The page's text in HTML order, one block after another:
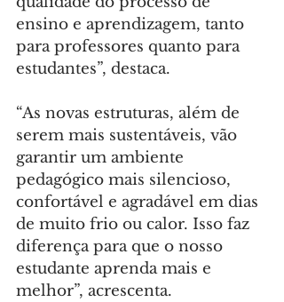
ensino e aprendizagem, tanto
para professores quanto para
estudantes”, destaca.
“As novas estruturas, além de
serem mais sustentáveis, vão
garantir um ambiente
pedagógico mais silencioso,
confortável e agradável em dias
de muito frio ou calor. Isso faz
diferença para que o nosso
estudante aprenda mais e
melhor”, acrescenta.